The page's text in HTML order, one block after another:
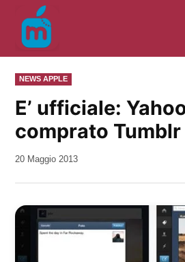
contenuto
PUBBLICATO
IN
NEWS APPLE
E’ ufficiale:
comprato Tumblr
da
20 Maggio 2013